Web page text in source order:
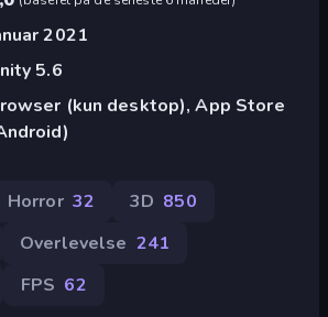
2021
5.6
(kun desktop), App Store
Horror 32 3D 850
Overlevelse 241
FPS 62